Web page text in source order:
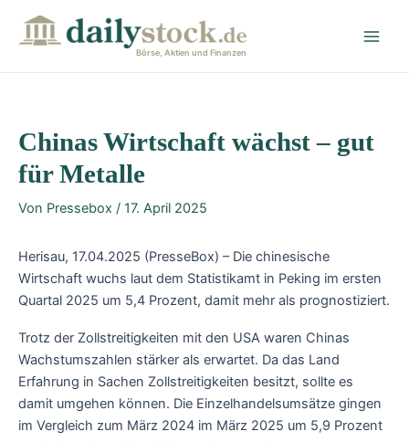
Börse, Aktien und Finanzen
Chinas Wirtschaft wächst – gut
für Metalle
Von Pressebox / 17. April 2025
Herisau, 17.04.2025 (PresseBox) – Die chinesische
Wirtschaft wuchs laut dem Statistikamt in Peking im ersten
Quartal 2025 um 5,4 Prozent, damit mehr als prognostiziert.
Trotz der Zollstreitigkeiten mit den USA waren Chinas
Wachstumszahlen stärker als erwartet. Da das Land
Erfahrung in Sachen Zollstreitigkeiten besitzt, sollte es
damit umgehen können. Die Einzelhandelsumsätze gingen
im Vergleich zum März 2024 im März 2025 um 5,9 Prozent